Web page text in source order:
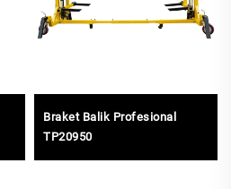
Braket Balik Profesional
TP20950